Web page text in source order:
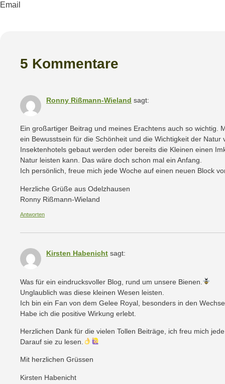
Email
5 Kommentare
Ronny Rißmann-Wieland sagt:
Ein großartiger Beitrag und meines Erachtens auch so wichtig.
ein Bewusstsein für die Schönheit und die Wichtigkeit der
Insektenhotels gebaut werden oder bereits die Kleinen einen
Natur leisten kann. Das wäre doch schon mal ein Anfang.
Ich persönlich, freue mich jede Woche auf einen neuen Block
Herzliche Grüße aus Odelzhausen
Ronny Rißmann-Wieland
Antworten
Kirsten Habenicht sagt:
Was für ein eindrucksvoller Blog, rund um unsere Bienen.
Unglaublich was diese kleinen Wesen leisten.
Ich bin ein Fan von dem Gelee Royal, besonders in den
Habe ich die positive Wirkung erlebt.
Herzlichen Dank für die vielen Tollen Beiträge, ich freu mich
Darauf sie zu lesen.
Mit herzlichen Grüssen
Kirsten Habenicht